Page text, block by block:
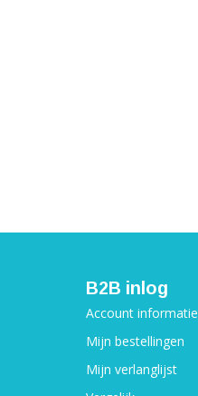
B2B inlog
Account informatie
Mijn bestellingen
Mijn verlanglijst